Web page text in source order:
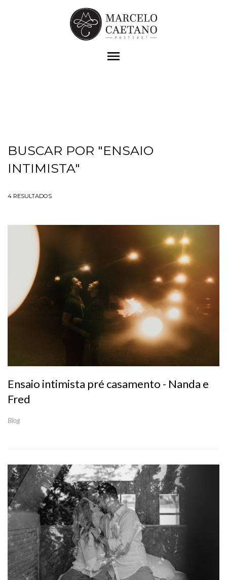
menu
BUSCAR POR "ENSAIO
INTIMISTA"
4 RESULTADOS
Ensaio intimista pré casamento - Nanda e
Fred
Blog